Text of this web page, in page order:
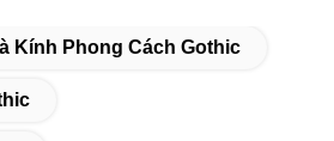
Kính Phong Cách Gothic